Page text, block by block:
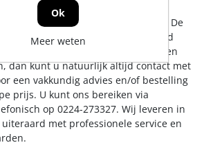
op het gebied van smeermiddelen. De
u op dit gebied een zo breed
aan te bieden. Mocht er toch een
dan kunt u natuurlijk altijd contact met
een vakkundig advies en/of bestelling
prijs. U kunt ons bereiken via
op 0224-273327. Wij leveren in
met professionele service en
Ok
Meer weten